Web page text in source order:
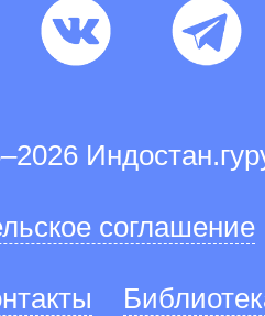
соглашение